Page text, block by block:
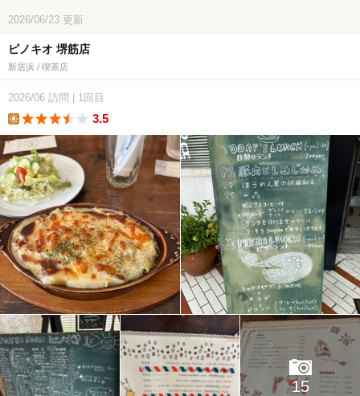
2026/06/23 更新
ピノキオ 堺筋店
新居浜 / 喫茶店
2026/06 訪問 1回目
3.5
15